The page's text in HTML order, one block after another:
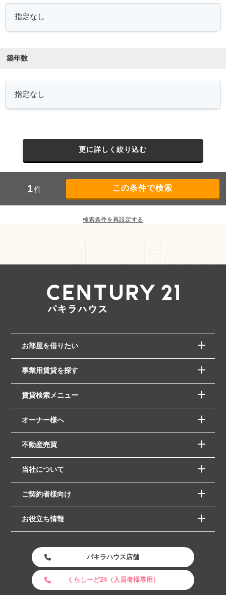
築年数
更に詳しく絞り込む
1件
検索条件を再設定する
お部屋を借りたい
事業用賃貸を探す
賃貸検索メニュー
オーナー様へ
不動産売買
当社について
ご契約者様向け
お役立ち情報
パキラハウス店舗
くらしーど24（入居者様専用）